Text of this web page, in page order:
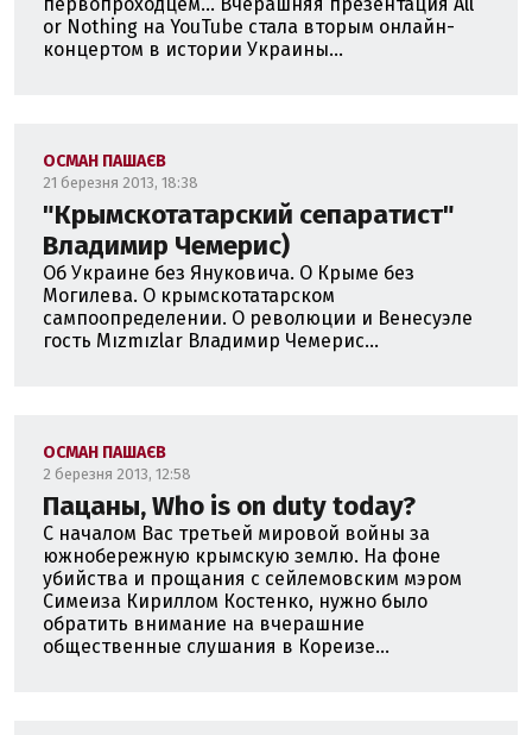
or Nothing на YouTube стала вторым онлайн-
концертом в истории Украины...
ОСМАН ПАШАЄВ
21 березня 2013, 18:38
"Крымскотатарский сепаратист"
Владимир Чемерис)
Об Украине без Януковича. О Крыме без
Могилева. О крымскотатарском
сампоопределении. О революции и Венесуэле
гость Mızmızlar Владимир Чемерис...
ОСМАН ПАШАЄВ
2 березня 2013, 12:58
Пацаны, Who is on duty today?
С началом Вас третьей мировой войны за
южнобережную крымскую землю. На фоне
убийства и прощания с сейлемовским мэром
Симеиза Кириллом Костенко, нужно было
обратить внимание на вчерашние
общественные слушания в Кореизе...